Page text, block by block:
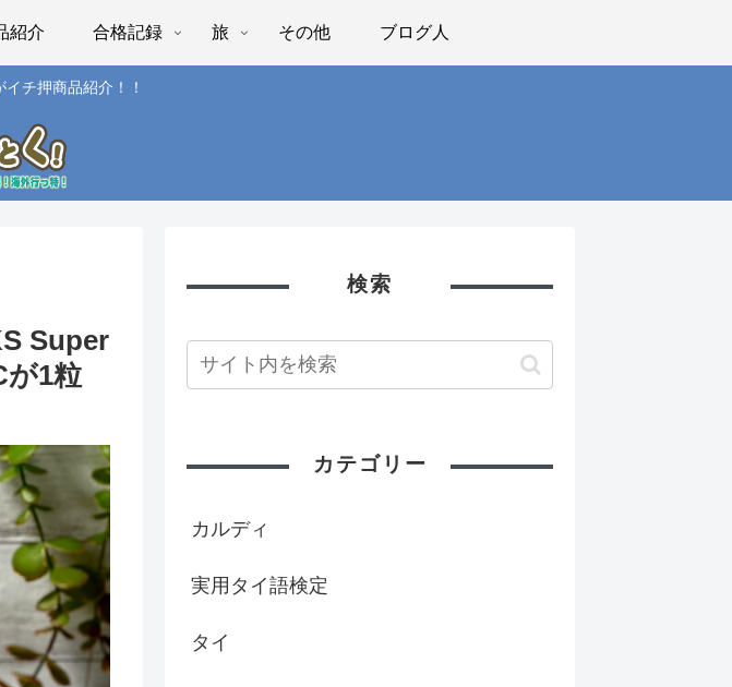
チ押商品紹介！！
紹介 合格記録 旅 その他 ブログ人
Super
1粒
検索
カテゴリー
カルディ
実用タイ語検定
タイ